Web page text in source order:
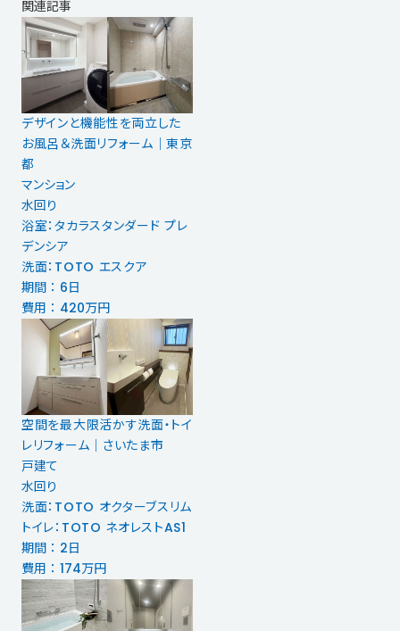
関連記事
デザインと機能性を両立した
お風呂＆洗面リフォーム｜東京
都
マンション
水回り
浴室：タカラスタンダード プレ
デンシア
洗面：TOTO エスクア
期間 ： 6日
費用 ： 420万円
空間を最大限活かす洗面・トイ
レリフォーム｜さいたま市
戸建て
水回り
洗面：TOTO オクターブスリム
トイレ：TOTO ネオレストAS1
期間 ： 2日
費用 ： 174万円